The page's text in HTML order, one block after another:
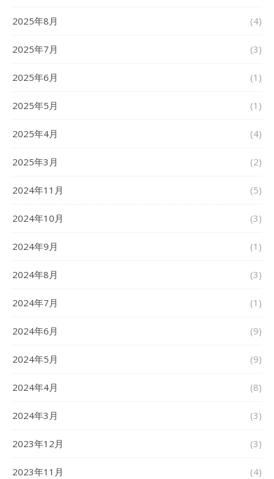
2025年8月 (4)
2025年7月 (3)
2025年6月 (1)
2025年5月 (1)
2025年4月 (4)
2025年3月 (2)
2024年11月 (5)
2024年10月 (3)
2024年9月 (1)
2024年8月 (3)
2024年7月 (1)
2024年6月 (9)
2024年5月 (9)
2024年4月 (8)
2024年3月 (3)
2023年12月 (3)
2023年11月 (4)